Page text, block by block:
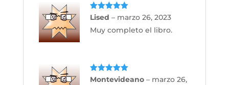
Valorado
Lised – marzo 26, 2023
Muy completo el libro.
Valorado
Montevideano – marzo 26,